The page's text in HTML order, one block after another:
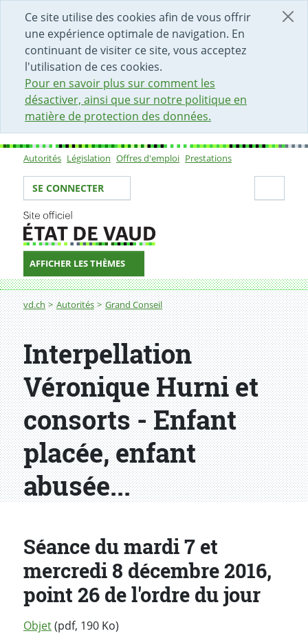
Ce site utilise des cookies afin de vous offrir
une expérience optimale de navigation. En
continuant de visiter ce site, vous acceptez
l'utilisation de ces cookies.
Pour en savoir plus sur comment les
désactiver, ainsi que sur notre politique en
matière de protection des données.
DÉBUT DU CONTENU DE LA PAGE
ACCÈS AU CHAMP DE RECHERCHE
PAGE D'ACCUEIL
FORMULAIRE DE CONTACT
Sous-navigation
Autorités Législation Offres d'emploi Prestations
Votre identité
SE CONNECTER
AFFICHER LES THÈMES
Fil d'Ariane
vd.ch Autorités Grand Conseil
Interpellation
Véronique Hurni et
consorts - Enfant
placée, enfant
abusée...
Séance du mardi 7 et
mercredi 8 décembre 2016,
point 26 de l'ordre du jour
Objet(pdf, 190 Ko)